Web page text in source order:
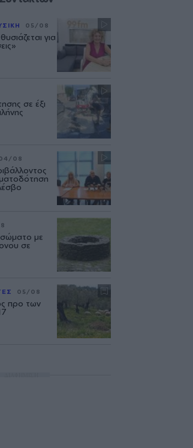
05/08
για
σε έξι
08
με
σε
05/08
προ των